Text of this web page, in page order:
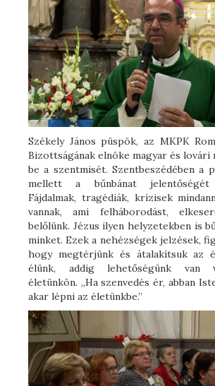
Székely János püspök, az MKPK
Bizottságának elnöke magyar és lovári
be a szentmisét. Szentbeszédében a
mellett a bűnbánat jelentőségét
Fájdalmak, tragédiák, krízisek
vannak, ami felháborodást,
belőlünk. Jézus ilyen helyzetekben is
minket. Ezek a nehézségek jelzések,
hogy megtérjünk és átalakítsuk az
élünk, addig lehetőségünk van
életünkön. „Ha szenvedés ér, abban
akar lépni az életünkbe.”